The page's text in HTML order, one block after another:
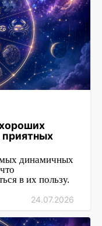
динамичных
в их пользу.
24.07.2026